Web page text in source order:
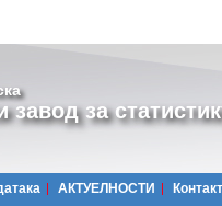
завод за
АКТУЕЛНОСТИ Контакт